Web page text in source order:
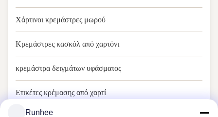
Χάρτινοι κρεμάστρες μωρού
Κρεμάστρες κασκόλ από χαρτόνι
κρεμάστρα δειγμάτων υφάσματος
Ετικέτες κρέμασης από χαρτί
Runhee